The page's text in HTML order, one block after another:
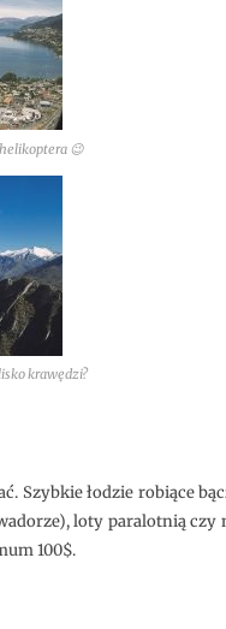
😉
krawędzi?
Szybkie łodzie robiące
loty paralotnią czy
100$.